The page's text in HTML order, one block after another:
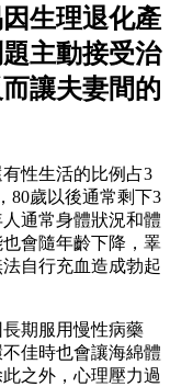
生理退化產
主動接受治
讓夫妻間的
性生活的比例占3
80歲以後通常剩下3
通常身體狀況和體
會隨年齡下降，睪
自行充血造成勃起
期服用慢性病藥
佳時也會讓海綿體
之外，心理壓力過